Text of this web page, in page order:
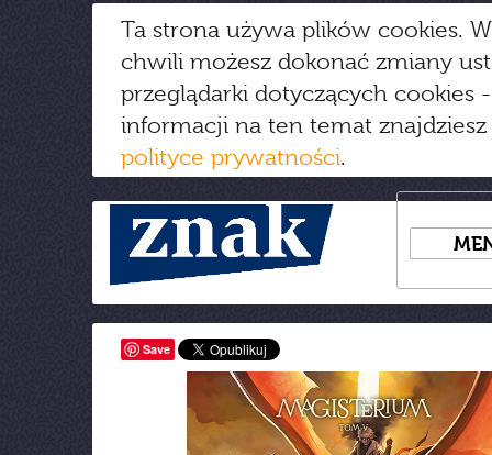
Ta strona używa plików cookies.
chwili możesz dokonać zmiany
przeglądarki dotyczących cookies
informacji na ten temat
polityce prywatności.
Save